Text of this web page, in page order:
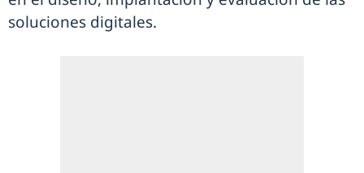
soluciones digitales.